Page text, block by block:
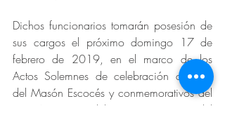
Dichos funcionarios tomarán posesión de
sus cargos el próximo domingo 17 de
febrero de 2019, en el marco de los
Actos Solemnes de celebración del Día
del Masón Escocés y conmemorativos del
158 Aniversario del Supremo Consejo del